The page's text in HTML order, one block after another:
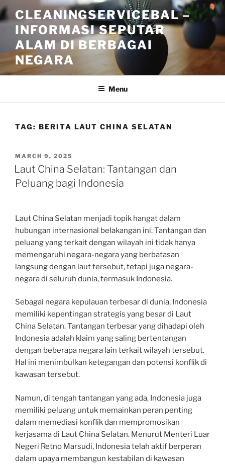
Skip
to
content
CLEANINGSERVICEBAL –
INFORMASI SEPUTAR
ALAM DI BERBAGAI
NEGARA
Menu
TAG: BERITA LAUT CHINA SELATAN
POSTED
ON
MARCH 9, 2025
Laut China Selatan: Tantangan dan
Peluang bagi Indonesia
Laut China Selatan menjadi topik hangat dalam
hubungan internasional belakangan ini. Tantangan dan
peluang yang terkait dengan wilayah ini tidak hanya
memengaruhi negara-negara yang berbatasan
langsung dengan laut tersebut, tetapi juga negara-
negara di seluruh dunia, termasuk Indonesia.
Sebagai negara kepulauan terbesar di dunia, Indonesia
memiliki kepentingan strategis yang besar di Laut
China Selatan. Tantangan terbesar yang dihadapi oleh
Indonesia adalah klaim yang saling bertentangan
dengan beberapa negara lain terkait wilayah tersebut.
Hal ini menimbulkan ketegangan dan potensi konflik di
kawasan tersebut.
Namun, di tengah tantangan yang ada, Indonesia juga
memiliki peluang untuk memainkan peran penting
dalam memediasi konflik dan mempromosikan
kerjasama di Laut China Selatan. Menurut Menteri Luar
Negeri Retno Marsudi, Indonesia telah aktif berperan
dalam upaya membangun kestabilan di kawasan